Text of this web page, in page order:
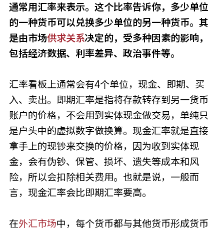
通常用汇率来表示。这个比率告诉你，多少单位
的一种货币可以兑换多少单位的另一种货币。其
是由市场供求关系决定的，受多种因素的影响，
包括经济数据、利率差异、政治事件等。
汇率看板上通常会有4个单位，现金、即期、买
入、卖出。即期汇率是指将存款转存到另一货币
账户的价格，不会用到实体现金做交易，单纯只
是户头中的虚拟数字做换算。现金汇率就是直接
拿手上的现钞来交换的价格，因为收到实体现
金，会有伪钞、保管、损坏、遗失等成本和风
险，所以会扣除相关费用。也就是说，一般而
言，现金汇率会比即期汇率要高。
在外汇市场中，每个货币都与其他货币形成货币